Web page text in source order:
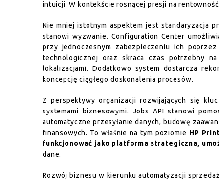
intuicji. W kontekście rosnącej presji na
Nie mniej istotnym aspektem jest standaryzacja
stanowi wyzwanie. Configuration Center
przy jednoczesnym zabezpieczeniu ich
technologicznej oraz skraca czas potrzebny
lokalizacjami. Dodatkowo system dostarcza
koncepcję ciągłego doskonalenia procesów.
Z perspektywy organizacji rozwijających się
systemami biznesowymi. Jobs API stanowi
automatyczne przesyłanie danych, budowę
finansowych. To właśnie na tym poziomie HP
funkcjonować jako platforma strategiczna,
dane.
Rozwój biznesu w kierunku automatyzacji